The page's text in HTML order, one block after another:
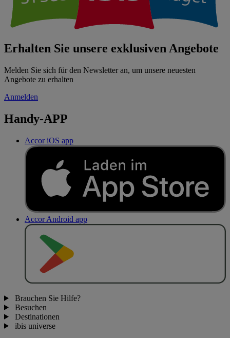
Erhalten Sie unsere exklusiven Angebote
Melden Sie sich für den Newsletter an, um unsere neuesten
Angebote zu erhalten
Anmelden
Handy-APP
Accor iOS app
Accor Android app
Brauchen Sie Hilfe?
Besuchen
Destinationen
ibis universe